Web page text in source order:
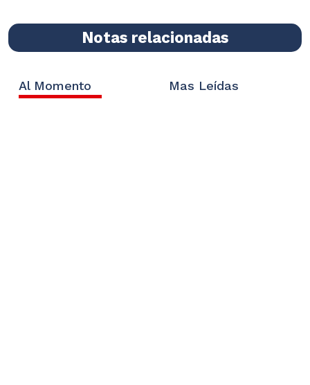
Notas relacionadas
Al Momento Mas Leídas